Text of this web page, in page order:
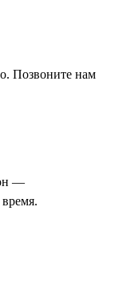
Позвоните нам
—